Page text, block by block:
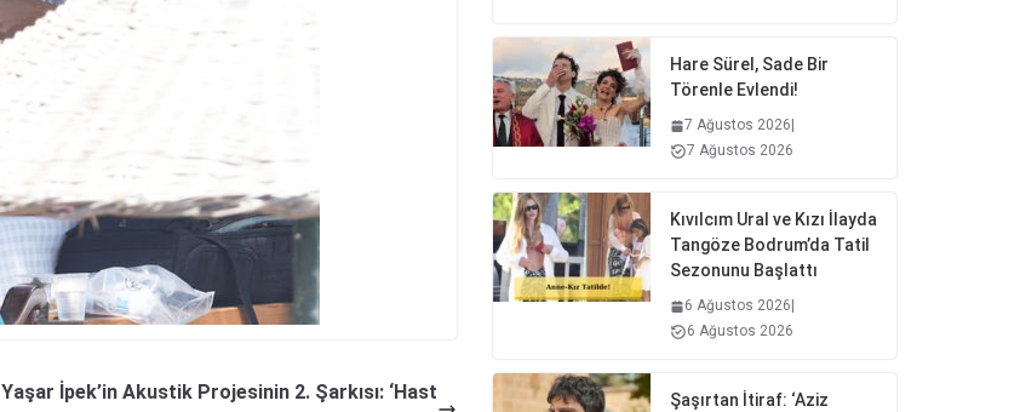
Yaşar İpek’in Akustik Projesinin 2. Şarkısı: ‘Hast
Hare Sürel, Sade Bir
Törenle Evlendi!
7 Ağustos 2026
7 Ağustos 2026
Kıvılcım Ural ve Kızı İlayda
Tangöze Bodrum’da Tatil
Sezonunu Başlattı
6 Ağustos 2026
6 Ağustos 2026
Şaşırtan İtiraf: ‘Aziz